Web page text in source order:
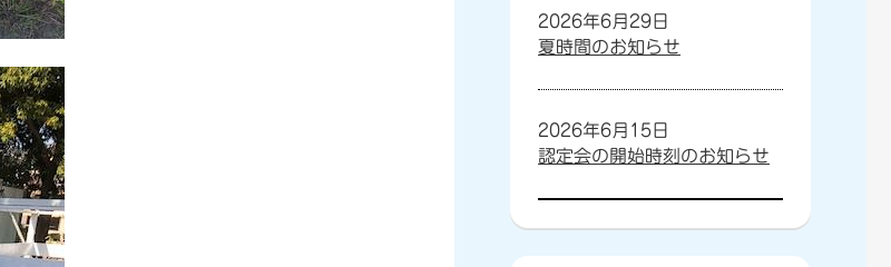
2026年6月29日
夏時間のお知らせ
2026年6月15日
認定会の開始時刻のお知らせ